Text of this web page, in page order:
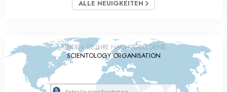
ALLE NEUIGKEITEN
FINDEN SIE IHRE NÄCHSTGELEGENE
SCIENTOLOGY ORGANISATION